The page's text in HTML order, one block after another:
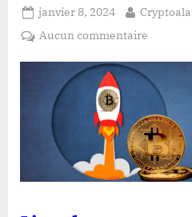
Posted
on
janvier 8, 2024 By
Aucun commentaire
BitMEX
veut
envoyer
un
Bitcoin